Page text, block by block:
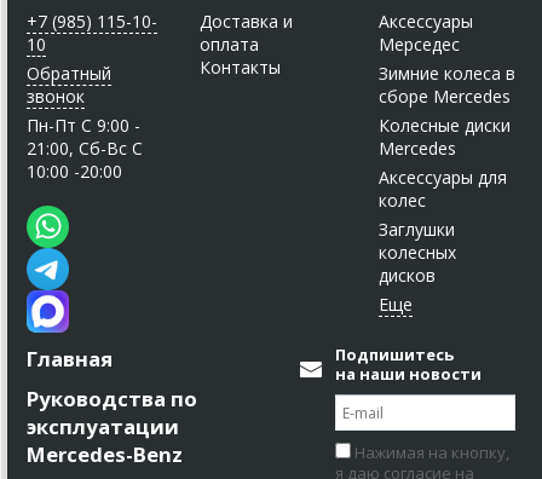
+7 (985) 115-10-
10
Обратный
звонок
Пн-Пт C 9:00 -
21:00, Сб-Вс С
10:00 -20:00
Доставка и
оплата
Контакты
Аксессуары
Мерседес
Зимние колеса в
сборе Mercedes
Колесные диски
Mercedes
Аксессуары для
колес
Заглушки
колесных
дисков
Главная
Руководства по
эксплуатации
Mercedes-Benz
Подпишитесь
на наши новости
Нажимая на кнопку,
я даю согласие на